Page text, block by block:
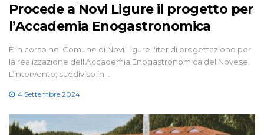
Procede a Novi Ligure il progetto per
l’Accademia Enogastronomica
È in corso nel Comune di Novi Ligure l'iter di progettazione per
la realizzazione dell'Accademia Enogastronomica del Novese.
L’intervento, suddiviso in…
4 Settembre 2024